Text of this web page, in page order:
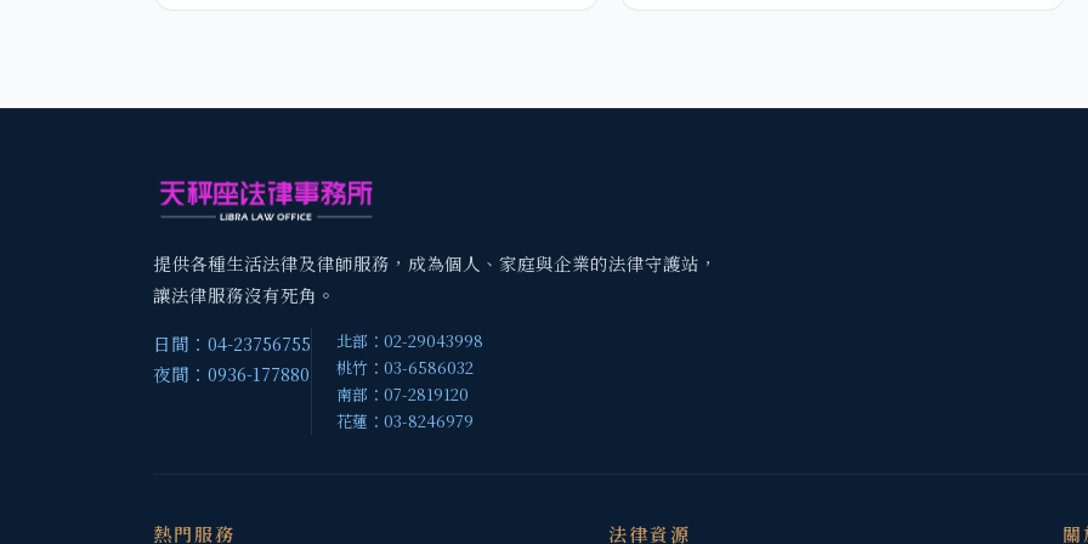
提供各種生活法律及律師服務，成為個人、家庭與企業的法律守護站，
讓法律服務沒有死角。
日間：04-23756755
夜間：0936-177880
北部：02-29043998
桃竹：03-6586032
南部：07-2819120
花蓮：03-8246979
熱門服務 法律資源